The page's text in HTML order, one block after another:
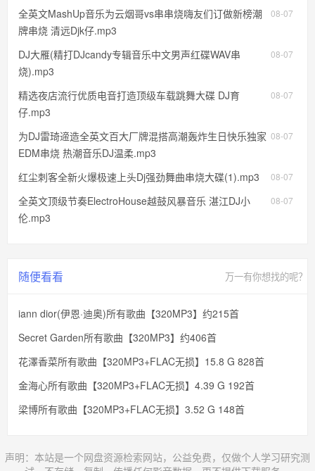
08-07
全英文MashUp音乐为云烟哥vs串串烧嗨友们订做新榜潮
牌串烧 清远Djk仔.mp3
08-07
DJ大雁(精打DJcandy专辑音乐中文男声红碟WAV串
烧).mp3
08-07
精选夜店流行优质电音打造顶级车载跳舞大碟 DJ育
仔.mp3
08-07
为DJ雷琦遆造全英文百大厂牌混搭高潮轰炸生日快乐独家
EDM串烧 热潮音乐DJ温柔.mp3
08-07
红尘刺客全新火爆极速上头Dj强劲舞曲串烧大碟(1).mp3
08-07
全英文顶级节奏ElectroHouse越鼓风暴音乐 湛江DJ小
伦.mp3
随便看看 万一有你想找的呢？
iann dior(伊恩·迪奥)所有歌曲【320MP3】约215首
Secret Garden所有歌曲【320MP3】约406首
花澤香菜所有歌曲【320MP3+FLAC无损】15.8 G 828首
金海心所有歌曲【320MP3+FLAC无损】4.39 G 192首
梁博所有歌曲【320MP3+FLAC无损】3.52 G 148首
声明：本站是一个网盘资源检索网站，公益免费，仅做个人学习研究测